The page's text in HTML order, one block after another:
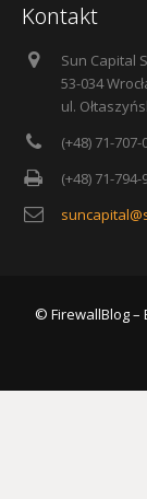
Kontakt
Sun Capital
53-034
ul.
(+48) 71-
(+48) 71-794-
© FirewallBlog –